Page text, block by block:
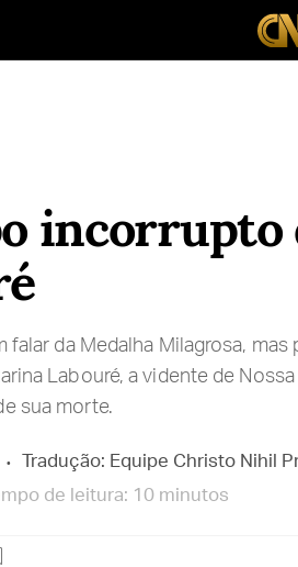
incorrupto
falar da Medalha Milagrosa,
Labouré, a vidente de
sua morte.
Tradução: Equipe Christo Nihil
de leitura: 10 minutos